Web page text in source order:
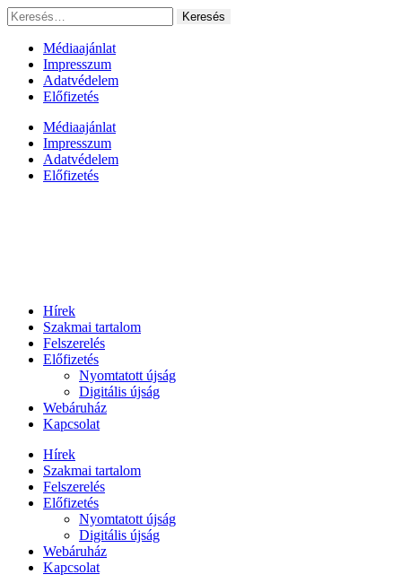
Ugrás
a
tartalomhoz
Keresés:
Médiaajánlat
Impresszum
Adatvédelem
Előfizetés
Médiaajánlat
Impresszum
Adatvédelem
Előfizetés
Hírek
Szakmai tartalom
Felszerelés
Előfizetés
Nyomtatott újság
Digitális újság
Webáruház
Kapcsolat
Hírek
Szakmai tartalom
Felszerelés
Előfizetés
Nyomtatott újság
Digitális újság
Webáruház
Kapcsolat